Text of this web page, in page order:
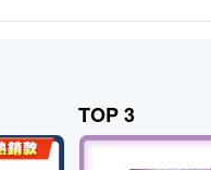
TOP 3